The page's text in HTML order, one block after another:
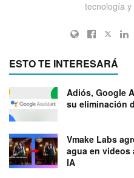
tecnología y
ESTO TE INTERESARÁ
Adiós, Google
su eliminación
Vmake Labs
agua en videos
IA